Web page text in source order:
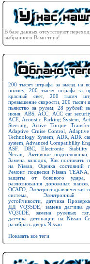
В базе данных отсутствуют
выбранного Вами типа!
200 тысяч штрафа за выезд на
полосу, 200 тысяч штрафа за
красный свет, 200 тысяч
превышение скорости ,200 тысяч
пьянство за рулем
28 рублей
июня
ABS ACC ACC car
ACE Acoustic Parking System
Steering
Active Torque
Adaptive Cruise Control
Technology System
ADR
ADR
system Advanced Compatibility
ASF, DBC, Electronic Stability
Nissan
Активные подголовники
Замена колодок, Как поставить
на Nissan
Оценка состояний
Ремонт подвески Nissan TEANA
защиты от бокового удара
разпознования дорожных знаков
ОСАГО
Электрогидравлическая
система
Электронный
устойчивости
датчика Проверка
ДД VQ35DE
замена датчика
VQ30DE ,замена рулевых тяг
датчика детонации на Nissan
разобрать дверь Nissan
Показать все теги